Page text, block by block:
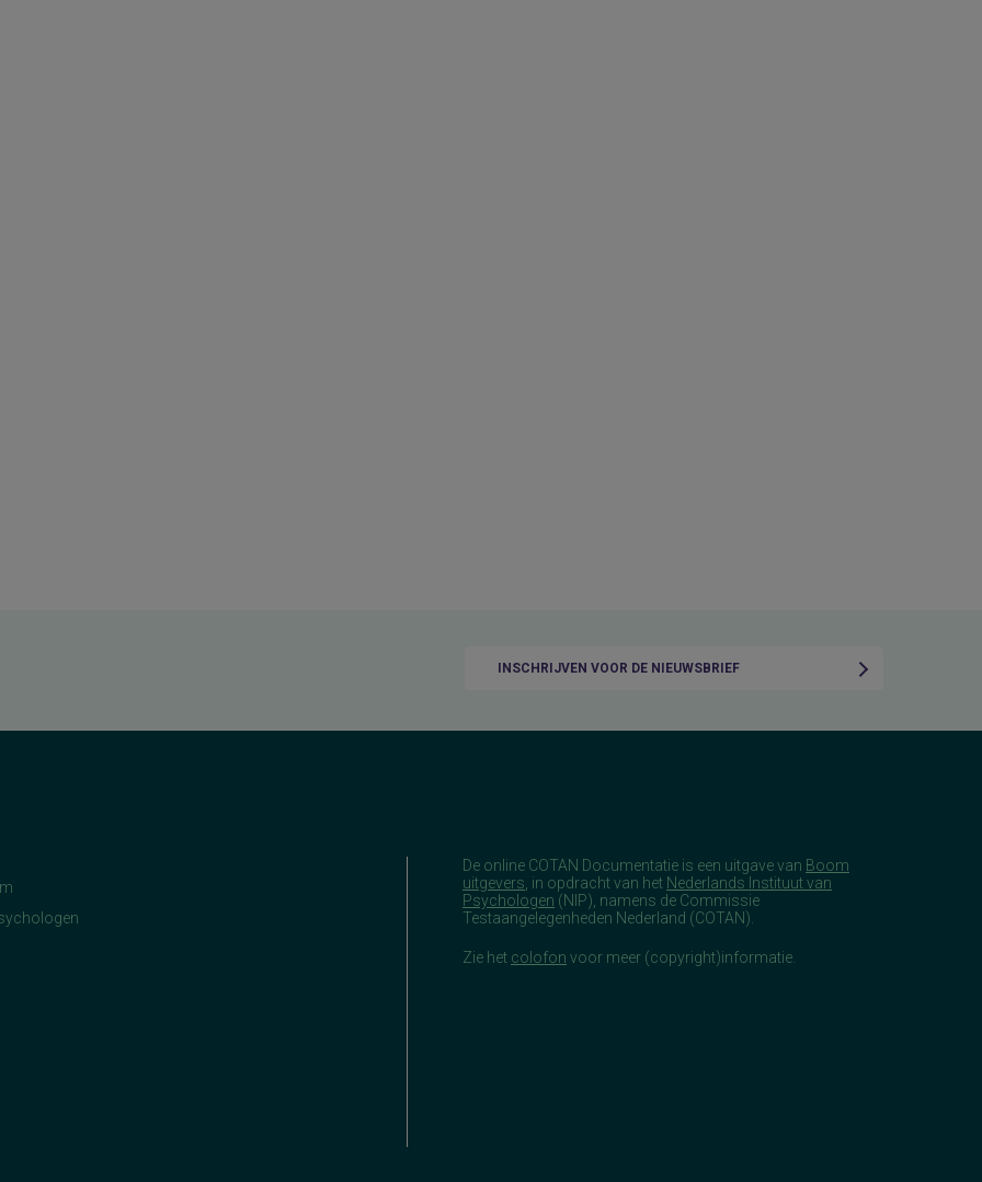
INSCHRIJVEN VOOR DE NIEUWSBRIEF
De online COTAN Documentatie is een uitgave van Boom
uitgevers , in opdracht van het Nederlands Instituut van
Psychologen (NIP), namens de Commissie
Testaangelegenheden Nederland (COTAN).
Zie het colofon voor meer (copyright)informatie.